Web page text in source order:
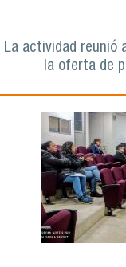
La actividad reunió
la oferta de